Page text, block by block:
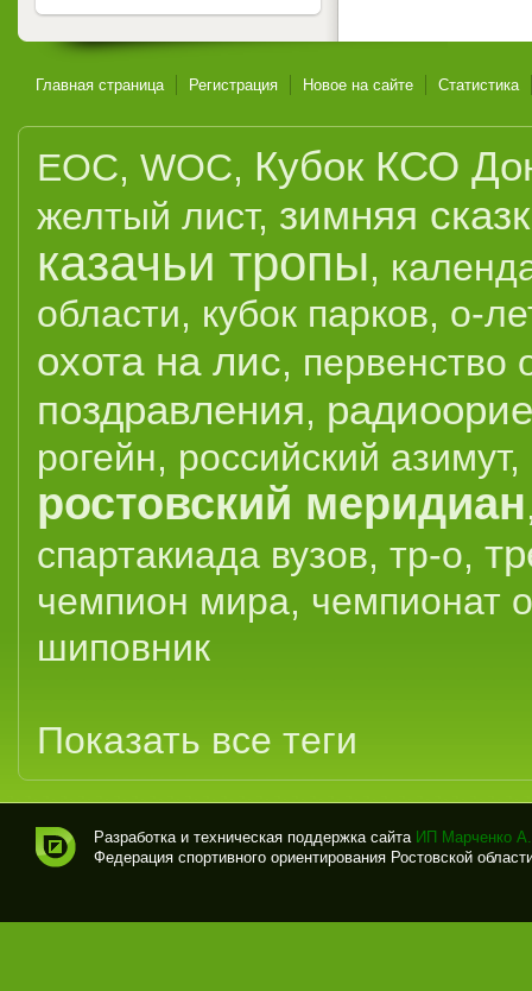
Главная страница Регистрация Новое на сайте Статистика
EOC, WOC, Кубок КСО
желтый лист, зимняя
казачьи тропы,
области, кубок парков, о-
охота на лис, первенство
поздравления,
рогейн, российский азимут,
ростовский меридиан
спартакиада вузов, тр-о,
чемпион мира, чемпионат
шиповник
Показать все теги
вно
Разработка и техническая поддержка сайта ИП Марченко
Федерация спортивного ориентирования Ростовской